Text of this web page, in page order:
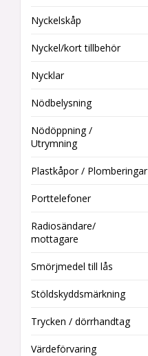
Nyckelskåp
Nyckel/kort tillbehör
Nycklar
Nödbelysning
Nödöppning /
Utrymning
Plastkåpor / Plomberingar
Porttelefoner
Radiosändare/
mottagare
Smörjmedel till lås
Stöldskyddsmärkning
Trycken / dörrhandtag
Värdeförvaring